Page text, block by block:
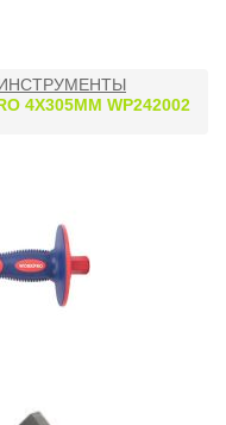
4Х305ММ WP242002